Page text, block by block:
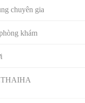
chuyên gia
khám